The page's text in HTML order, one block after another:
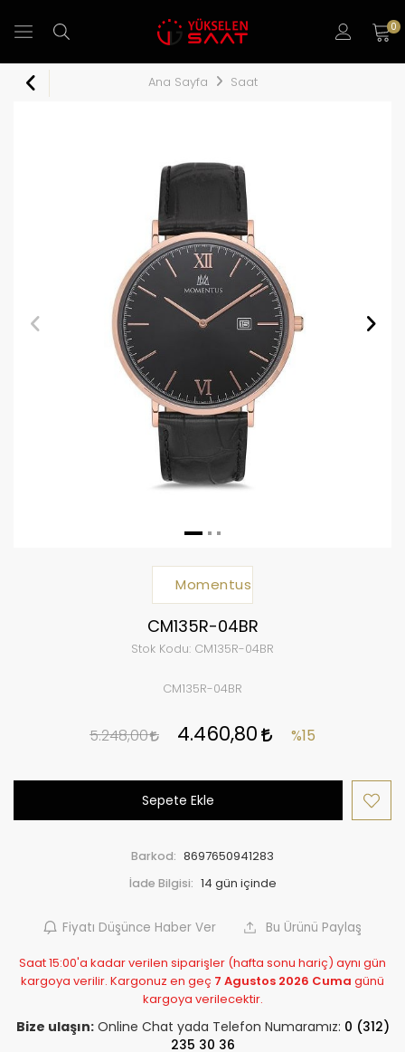
0
Ana Sayfa Saat
Momentus
CM135R-04BR
Stok Kodu: CM135R-04BR
CM135R-04BR
5.248,00 4.460,80 %15
Sepete Ekle
Barkod: 8697650941283
İade Bilgisi:
Fiyatı Düşünce Haber Ver Bu Ürünü Paylaş
Saat 15:00'a kadar verilen siparişler (hafta sonu hariç) aynı gün
kargoya verilir. Kargonuz en geç 7 Agustos 2026 Cuma günü
kargoya verilecektir.
Bize ulaşın:Online Chat yada Telefon Numaramız: 0 (312)
235 30 36